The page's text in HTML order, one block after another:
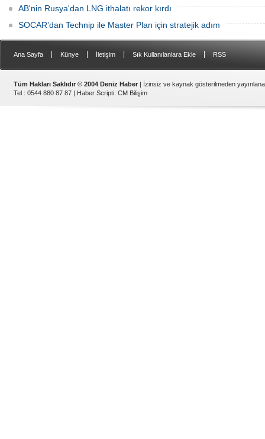
AB'nin Rusya'dan LNG ithalatı rekor kırdı
SOCAR’dan Technip ile Master Plan için stratejik adım
Ana Sayfa Künye İletişim Sık Kullanılanlara Ekle RSS
Tüm Hakları Saklıdır © 2004 Deniz Haber | İzinsiz ve kaynak gösterilmeden
Tel : 0544 880 87 87 | Haber Scripti: CM Bilişim